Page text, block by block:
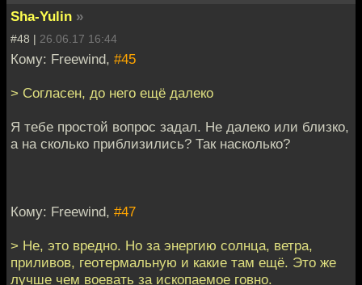
Sha-Yulin »
#48 | 26.06.17 16:44
Кому: Freewind, #45
> Согласен, до него ещё далеко
Я тебе простой вопрос задал. Не далеко или близко,
а на сколько приблизились? Так насколько?
Кому: Freewind, #47
> Не, это вредно. Но за энергию солнца, ветра,
приливов, геотермальную и какие там ещё. Это же
лучше чем воевать за ископаемое говно.